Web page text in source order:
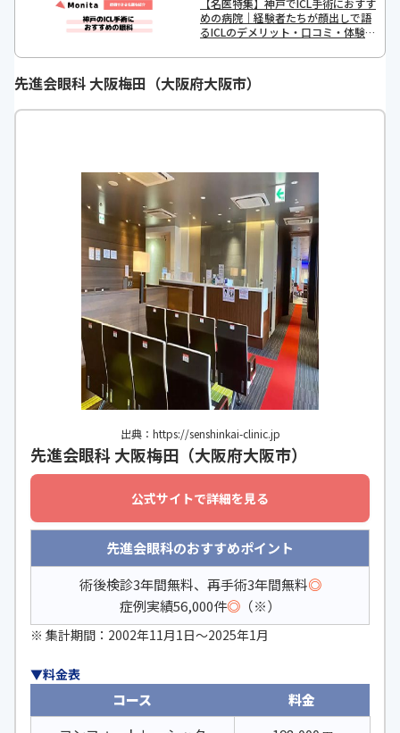
【名医特集】神戸でICL手術におすす
めの病院｜経験者たちが顔出しで語
るICLのデメリット・口コミ・体験談
先進会眼科 大阪梅田（大阪府大阪市）
出典：https://senshinkai-clinic.jp
先進会眼科 大阪梅田（大阪府大阪市）
公式サイトで詳細を見る
先進会眼科のおすすめポイント
術後検診3年間無料、再手術3年間無料◎
症例実績56,000件◎ （※）
※ 集計期間：2002年11月1日〜2025年1月
▼料金表
コース
料金